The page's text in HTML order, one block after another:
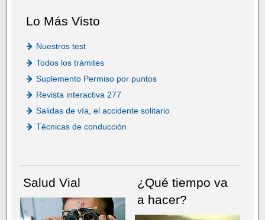
Lo Más Visto
Nuestros test
Todos los trámites
Suplemento Permiso por puntos
Revista interactiva 277
Salidas de vía, el accidente solitario
Técnicas de conducción
Salud Vial
¿Qué tiempo va
a hacer?